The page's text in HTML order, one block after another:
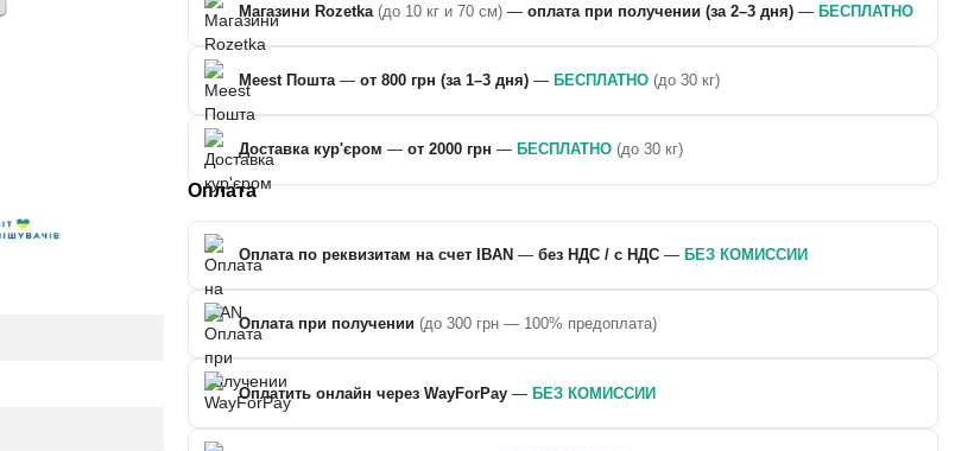
Магазини Rozetka (до 10 кг и 70 см) — оплата при получении (за 2–3 дня) — БЕСПЛАТНО
Meest Пошта — от 800 грн (за 1–3 дня) — БЕСПЛАТНО (до 30 кг)
Доставка кур'єром — от 2000 грн — БЕСПЛАТНО (до 30 кг)
Оплата
Оплата по реквизитам на счет IBAN — без НДС / с НДС — БЕЗ КОМИССИИ
Оплата при получении (до 300 грн — 100% предоплата)
Оплатить онлайн через WayForPay — БЕЗ КОМИССИИ